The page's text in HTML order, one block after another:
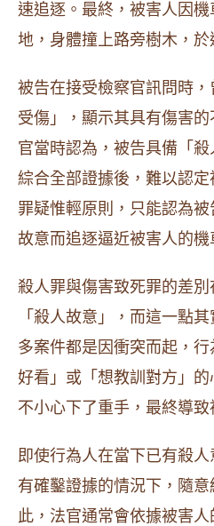
速追逐。最終，被害人因機
地，身體撞上路旁樹木，於
被告在接受檢察官訊問時
受傷」，顯示其具有傷害
官當時認為，被告具備「
綜合全部證據後，難以認
罪疑惟輕原則，只能認為
故意而追逐逼近被害人的機
殺人罪與傷害致死罪的差
「殺人故意」，而這一點
多案件都是因衝突而起，
好看」或「想教訓對方」
不小心下了重手，最終導致
即使行為人在當下已有殺
有確鑿證據的情況下，隨
此，法官通常會依據被害